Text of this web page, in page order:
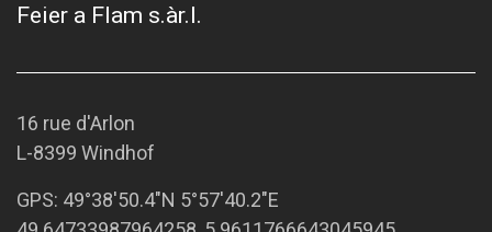
Feier a Flam s.àr.l.
16 rue d'Arlon
L-8399 Windhof
GPS: 49°38'50.4"N 5°57'40.2"E